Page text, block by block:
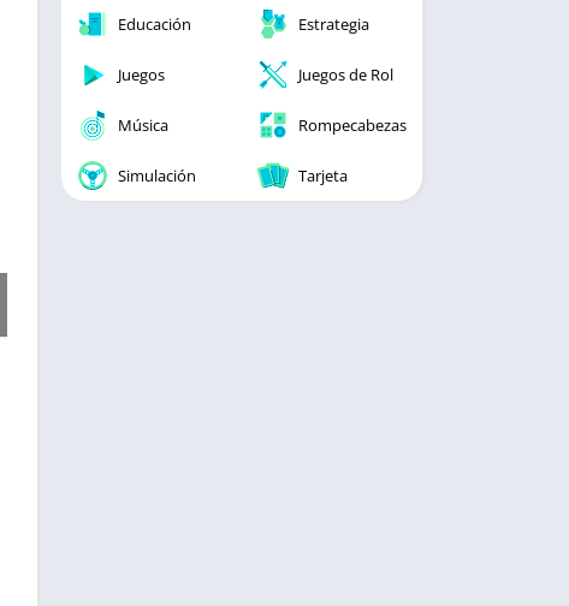
Educación Estrategia
Juegos Juegos de Rol
Música Rompecabezas
Simulación Tarjeta